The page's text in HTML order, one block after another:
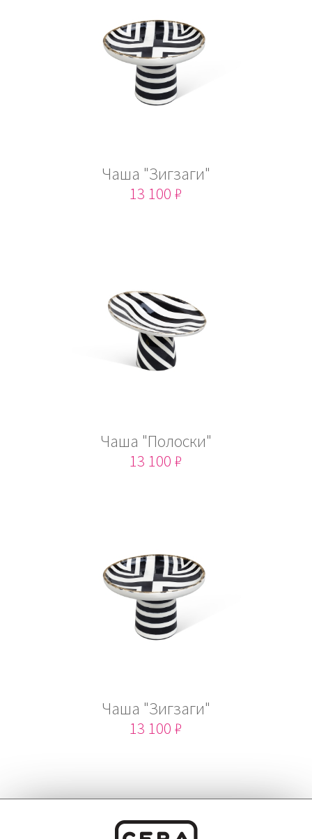
Чаша "Зигзаги"
13 100 ₽
Чаша "Полоски"
13 100 ₽
Чаша "Зигзаги"
13 100 ₽